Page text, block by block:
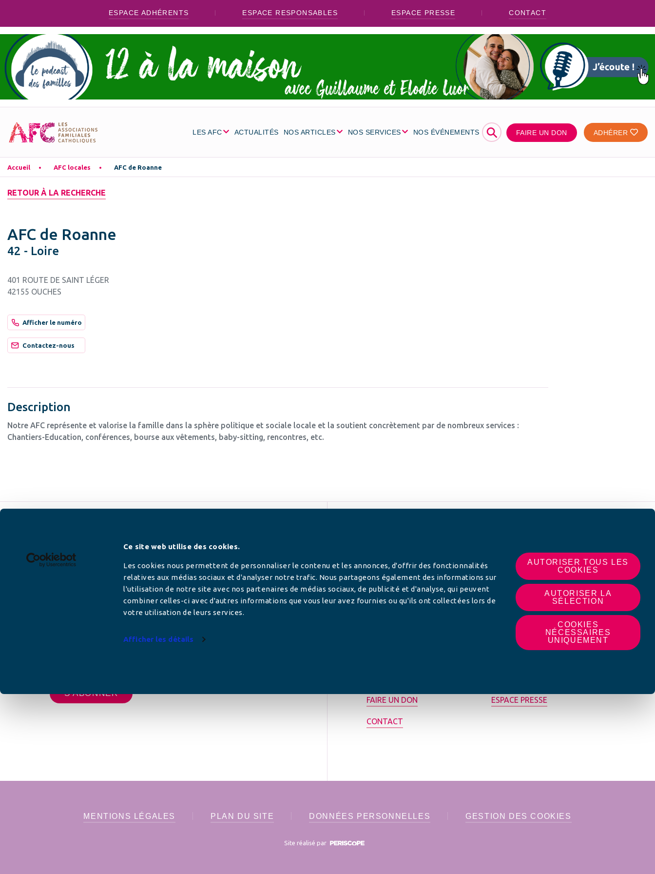
Ce site web utilise des cookies.
Les cookies nous permettent de personnaliser le contenu et les annonces, d'offrir des fonctionnalités
relatives aux médias sociaux et d'analyser notre trafic. Nous partageons également des informations sur
l'utilisation de notre site avec nos partenaires de médias sociaux, de publicité et d'analyse, qui peuvent
combiner celles-ci avec d'autres informations que vous leur avez fournies ou qu'ils ont collectées lors de
votre utilisation de leurs services.
Afficher les détails
AUTORISER TOUS LES
COOKIES
AUTORISER LA
SÉLECTION
COOKIES
NÉCESSAIRES
UNIQUEMENT
ESPACE ADHÉRENTS ESPACE RESPONSABLES ESPACE PRESSE CONTACT
LES AFC ACTUALITÉS NOS ARTICLES NOS SERVICES NOS ÉVÉNEMENTS ⚲ FAIRE UN DON ADHÉRER
Accueil AFC locales AFC de Roanne
RETOUR À LA RECHERCHE
AFC de Roanne
42 - Loire
401 ROUTE DE SAINT LÉGER
42155 OUCHES
Afficher le numéro
Contactez-nous
Description
Notre AFC représente et valorise la famille dans la sphère politique et sociale locale et la soutient concrètement par de nombreux services :
Chantiers-Education, conférences, bourse aux vêtements, baby-sitting, rencontres, etc.
Newsletter
FAIRE UN DON ESPACE PRESSE
CONTACT
MENTIONS LÉGALES PLAN DU SITE DONNÉES PERSONNELLES GESTION DES COOKIES
Site réalisé par